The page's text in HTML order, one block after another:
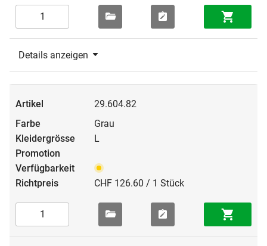
Details anzeigen
29.604.82
Grau
L
CHF 126.60 / 1 Stück